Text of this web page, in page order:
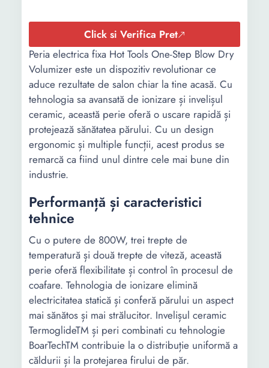
Click si Verifica Pret
Peria electrica fixa Hot Tools One-Step Blow Dry
Volumizer este un dispozitiv revolutionar ce
aduce rezultate de salon chiar la tine acasă. Cu
tehnologia sa avansată de ionizare și invelișul
ceramic, această perie oferă o uscare rapidă și
protejează sănătatea părului. Cu un design
ergonomic și multiple funcții, acest produs se
remarcă ca fiind unul dintre cele mai bune din
industrie.
Performanță și caracteristici
tehnice
Cu o putere de 800W, trei trepte de
temperatură și două trepte de viteză, această
perie oferă flexibilitate și control în procesul de
coafare. Tehnologia de ionizare elimină
electricitatea statică și conferă părului un aspect
mai sănătos și mai strălucitor. Invelișul ceramic
TermoglideTM și peri combinati cu tehnologie
BoarTechTM contribuie la o distribuție uniformă a
căldurii și la protejarea firului de păr.